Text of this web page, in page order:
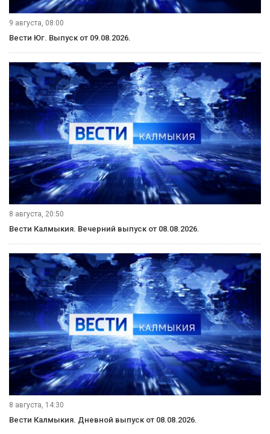
9 августа, 08:00
Вести Юг. Выпуск от 09.08.2026.
8 августа, 20:50
Вести Калмыкия. Вечерний выпуск от 08.08.2026.
8 августа, 14:30
Вести Калмыкия. Дневной выпуск от 08.08.2026.